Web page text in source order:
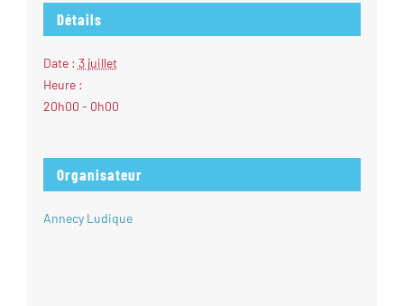
Détails
Date : 3 juillet
Heure :
20h00 - 0h00
Organisateur
Annecy Ludique